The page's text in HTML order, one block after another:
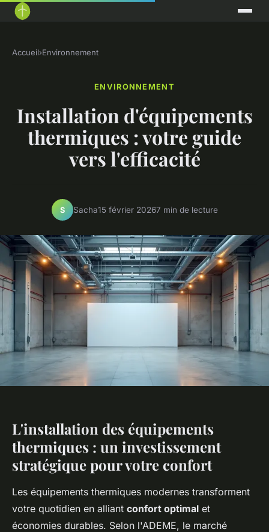
Accueil›Environnement
ENVIRONNEMENT
Installation d'équipements
thermiques : votre guide
vers l'efficacité
S Sacha15 février 20267 min de lecture
L'installation des équipements
thermiques : un investissement
stratégique pour votre confort
Les équipements thermiques modernes transforment
votre quotidien en alliant confort optimal et
économies durables. Selon l'ADEME, le marché